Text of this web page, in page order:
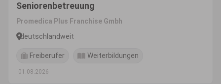
Seniorenbetreuung
Promedica Plus Franchise Gmbh
deutschlandweit
Freiberufer Weiterbildungen
01.08.2026